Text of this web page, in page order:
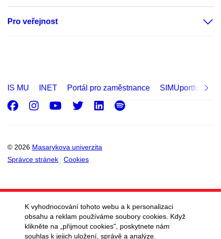
Pro veřejnost
IS MU INET Portál pro zaměstnance SIMUportfolio
© 2026 Masarykova univerzita
Správce stránek
Cookies
Facebook
Instagram
Youtube
Twitter
LinkedIn
Spotify
K vyhodnocování tohoto webu a k personalizaci
obsahu a reklam používáme soubory cookies. Když
klikněte na „přijmout cookies", poskytnete nám
souhlas k jejich uložení, správě a analýze.